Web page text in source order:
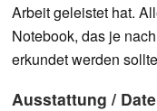
Arbeit geleistet hat.
Notebook, das je
erkundet werden
Ausstattung /